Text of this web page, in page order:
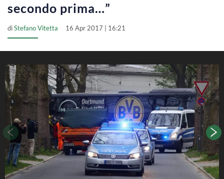
secondo prima…”
diStefano Vitetta 16 Apr 2017 | 16:21